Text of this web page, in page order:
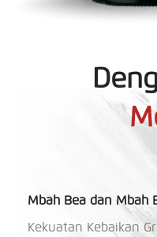
Mbah Bea dan Mbah
Kekuatan Kebaikan